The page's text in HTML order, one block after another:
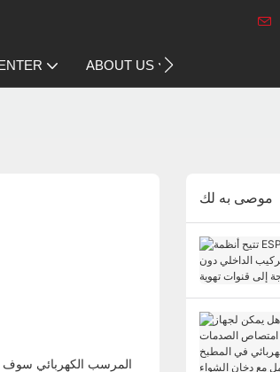
ABOUT US
المرسب الكهربائي سوف
موصى به لك